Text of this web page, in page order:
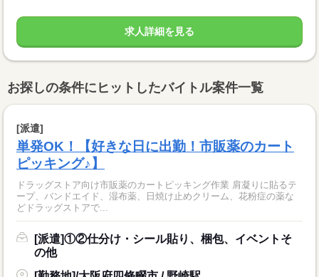
求人詳細を見る
お探しの条件にヒットしたバイトル案件一覧
[派遣]
単発OK！【好きな日に出勤！市販薬のカート
ピッキング♪】
ドラッグストア向け市販薬のカートピッキング作業 肩凝りに貼るテ
ープ、バンドエイド、湿布薬、日焼け止めクリーム、花粉症の薬な
どドラッグストアで...
[派遣]①②仕分け・シール貼り、梱包、イベントそ
の他